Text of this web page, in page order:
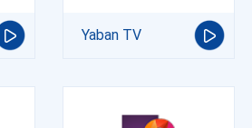
Yaban TV